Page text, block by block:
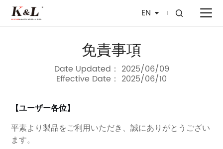
EN
免責事項
Date Updated： 2025/06/09
Effective Date： 2025/06/10
【ユーザー各位】
平素より製品をご利用いただき、誠にありがとうござい
ます。